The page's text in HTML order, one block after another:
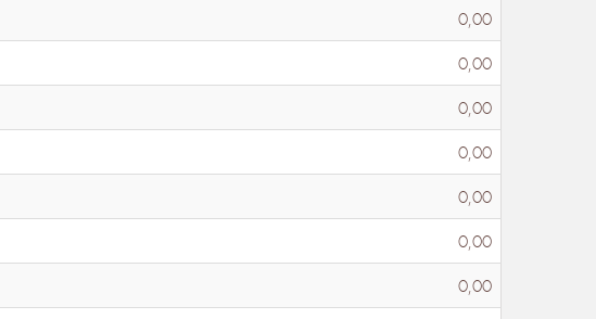
0,00
0,00
0,00
0,00
0,00
0,00
0,00